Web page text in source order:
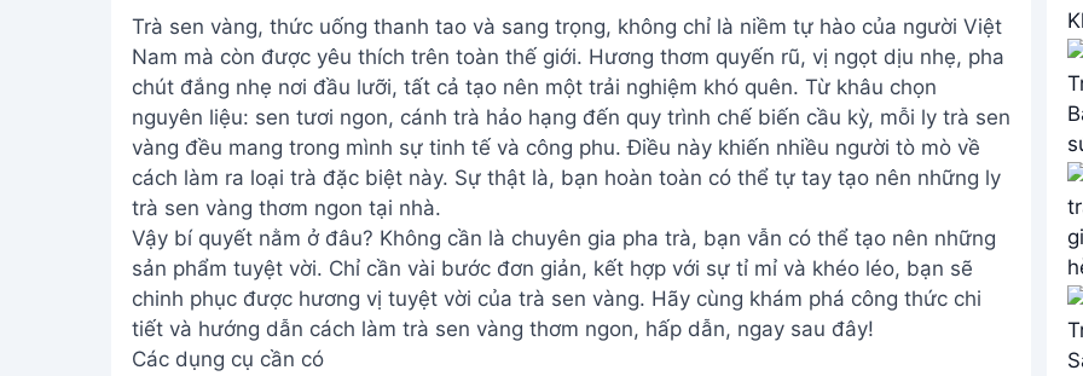
Trà sen vàng, thức uống thanh tao và sang trọng, không chỉ là niềm tự hào của người Việt
Nam mà còn được yêu thích trên toàn thế giới. Hương thơm quyến rũ, vị ngọt dịu nhẹ, pha
chút đắng nhẹ nơi đầu lưỡi, tất cả tạo nên một trải nghiệm khó quên. Từ khâu chọn
nguyên liệu: sen tươi ngon, cánh trà hảo hạng đến quy trình chế biến cầu kỳ, mỗi ly trà sen
vàng đều mang trong mình sự tinh tế và công phu. Điều này khiến nhiều người tò mò về
cách làm ra loại trà đặc biệt này. Sự thật là, bạn hoàn toàn có thể tự tay tạo nên những ly
trà sen vàng thơm ngon tại nhà.
Vậy bí quyết nằm ở đâu? Không cần là chuyên gia pha trà, bạn vẫn có thể tạo nên những
sản phẩm tuyệt vời. Chỉ cần vài bước đơn giản, kết hợp với sự tỉ mỉ và khéo léo, bạn sẽ
chinh phục được hương vị tuyệt vời của trà sen vàng. Hãy cùng khám phá công thức chi
tiết và hướng dẫn cách làm trà sen vàng thơm ngon, hấp dẫn, ngay sau đây!
Các dụng cụ cần có